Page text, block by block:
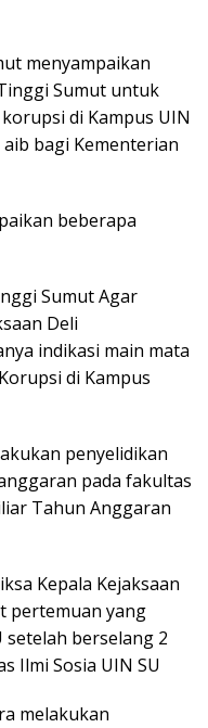
menyampaikan
Sumut untuk
di Kampus UIN
bagi Kementerian
beberapa
Sumut Agar
Deli
indikasi main mata
di Kampus
penyelidikan
pada fakultas
Tahun Anggaran
Kepala Kejaksaan
pertemuan yang
berselang 2
Ilmi Sosia UIN SU
melakukan